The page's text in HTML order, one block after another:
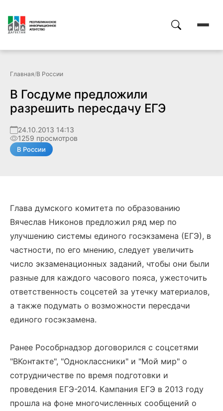
Главная/В России
В Госдуме предложили
разрешить пересдачу ЕГЭ
24.10.2013 14:13
1259 просмотров
В России
Глава думского комитета по образованию
Вячеслав Никонов предложил ряд мер по
улучшению системы единого госэкзамена (ЕГЭ), в
частности, по его мнению, следует увеличить
число экзаменационных заданий, чтобы они были
разные для каждого часового пояса, ужесточить
ответственность соцсетей за утечку материалов,
а также подумать о возможности пересдачи
единого госэкзамена.
Ранее Рособрнадзор договорился с соцсетями
"ВКонтакте", "Одноклассники" и "Мой мир" о
сотрудничестве по время подготовки и
проведения ЕГЭ-2014. Кампания ЕГЭ в 2013 году
прошла на фоне многочисленных сообщений о